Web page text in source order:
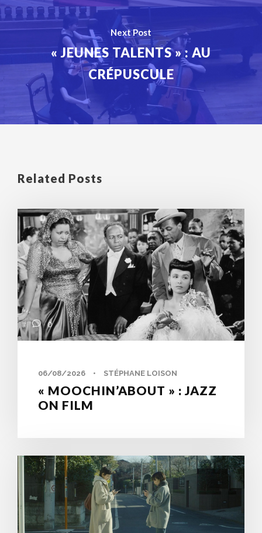
Next Post
« JEUNES TALENTS » : AU
CRÉPUSCULE
Related Posts
0
06/08/2026 • STÉPHANE LOISON
« MOOCHIN’ABOUT » : JAZZ
ON FILM